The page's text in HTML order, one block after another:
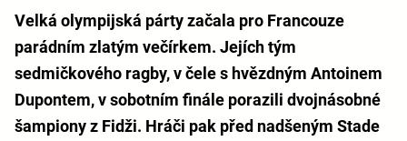
Velká olympijská párty začala pro Francouze
parádním zlatým večírkem. Jejích tým
sedmičkového ragby, v čele s hvězdným Antoinem
Dupontem, v sobotním finále porazili dvojnásobné
šampiony z Fidži. Hráči pak před nadšeným Stade